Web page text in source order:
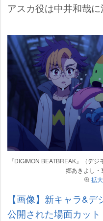
アスカ役は中井和哉に
『DIGIMON BEATBREAK』（デ
郷あきよし・
拡
【画像】新キャラ&
公開された場面カット